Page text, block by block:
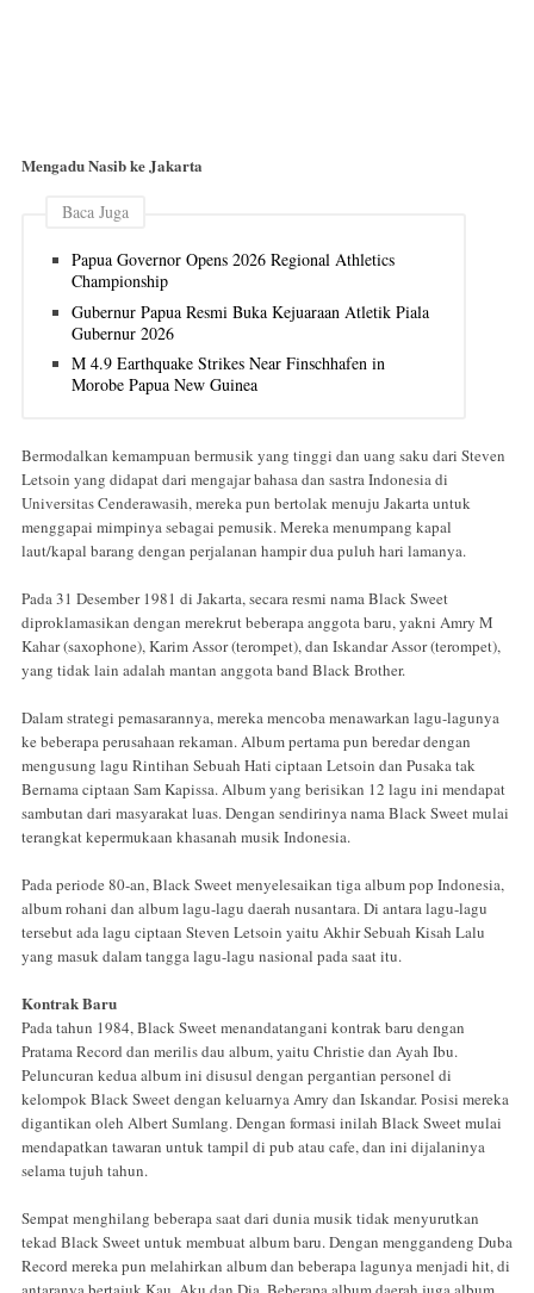
Mengadu Nasib ke Jakarta
Baca Juga
Papua Governor Opens 2026 Regional Athletics
Championship
Gubernur Papua Resmi Buka Kejuaraan Atletik Piala
Gubernur 2026
M 4.9 Earthquake Strikes Near Finschhafen in
Morobe Papua New Guinea
Bermodalkan kemampuan bermusik yang tinggi dan uang saku dari Steven
Letsoin yang didapat dari mengajar bahasa dan sastra Indonesia di
Universitas Cenderawasih, mereka pun bertolak menuju Jakarta untuk
menggapai mimpinya sebagai pemusik. Mereka menumpang kapal
laut/kapal barang dengan perjalanan hampir dua puluh hari lamanya.
Pada 31 Desember 1981 di Jakarta, secara resmi nama Black Sweet
diproklamasikan dengan merekrut beberapa anggota baru, yakni Amry M
Kahar (saxophone), Karim Assor (terompet), dan Iskandar Assor (terompet),
yang tidak lain adalah mantan anggota band Black Brother.
Dalam strategi pemasarannya, mereka mencoba menawarkan lagu-lagunya
ke beberapa perusahaan rekaman. Album pertama pun beredar dengan
mengusung lagu Rintihan Sebuah Hati ciptaan Letsoin dan Pusaka tak
Bernama ciptaan Sam Kapissa. Album yang berisikan 12 lagu ini mendapat
sambutan dari masyarakat luas. Dengan sendirinya nama Black Sweet mulai
terangkat kepermukaan khasanah musik Indonesia.
Pada periode 80-an, Black Sweet menyelesaikan tiga album pop Indonesia,
album rohani dan album lagu-lagu daerah nusantara. Di antara lagu-lagu
tersebut ada lagu ciptaan Steven Letsoin yaitu Akhir Sebuah Kisah Lalu
yang masuk dalam tangga lagu-lagu nasional pada saat itu.
Kontrak Baru
Pada tahun 1984, Black Sweet menandatangani kontrak baru dengan
Pratama Record dan merilis dau album, yaitu Christie dan Ayah Ibu.
Peluncuran kedua album ini disusul dengan pergantian personel di
kelompok Black Sweet dengan keluarnya Amry dan Iskandar. Posisi mereka
digantikan oleh Albert Sumlang. Dengan formasi inilah Black Sweet mulai
mendapatkan tawaran untuk tampil di pub atau cafe, dan ini dijalaninya
selama tujuh tahun.
Sempat menghilang beberapa saat dari dunia musik tidak menyurutkan
tekad Black Sweet untuk membuat album baru. Dengan menggandeng Duba
Record mereka pun melahirkan album dan beberapa lagunya menjadi hit, di